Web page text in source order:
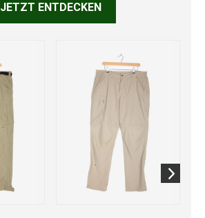
JETZT ENTDECKEN